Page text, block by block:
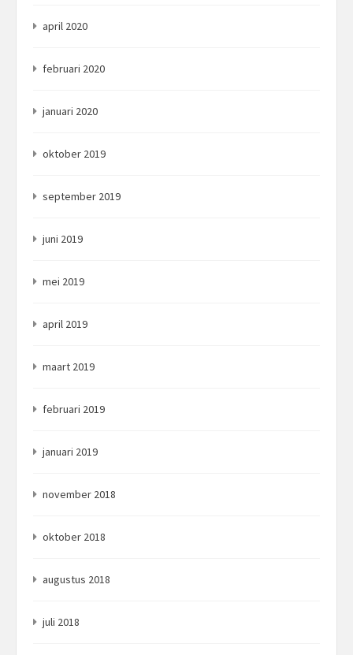
april 2020
februari 2020
januari 2020
oktober 2019
september 2019
juni 2019
mei 2019
april 2019
maart 2019
februari 2019
januari 2019
november 2018
oktober 2018
augustus 2018
juli 2018